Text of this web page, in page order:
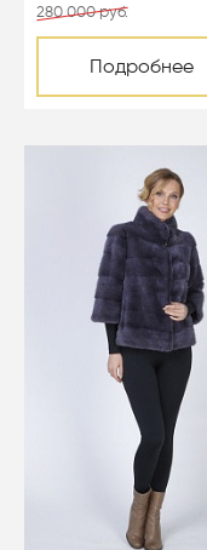
280 000 руб.
Подробнее